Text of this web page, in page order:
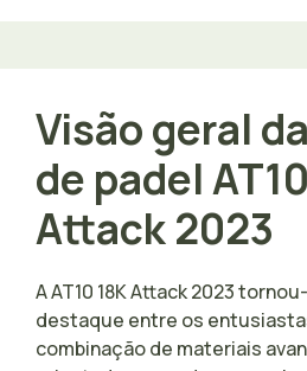
Visão geral
de padel
Attack 2023
A AT10 18K Attack 2023
destaque entre os
combinação de materiais